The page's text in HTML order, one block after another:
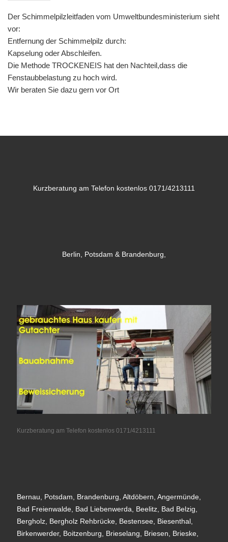
Der Schimmelpilzleitfaden vom Umweltbundesministerium sieht
vor:
Entfernung der Schimmelpilz durch:
Kapselung oder Abschleifen.
Die Methode TROCKENEIS hat den Nachteil,dass die
Fenstaubbelastung zu hoch wird.
Wir beraten Sie dazu gern vor Ort
Kurzberatung am Telefon kostenlos 0171/4213111
Berlin, Potsdam & Brandenburg,
Kurzberatung am Telefon kostenlos 0171/4213111
Bernau, Potsdam, Brandenburg, Altdöbern, Angermünde,
Bad Freienwalde, Bad Liebenwerda, Beelitz, Bad Belzig,
Bergholz, Bergholz Rehbrücke, Bestensee, Biesenthal,
Birkenwerder, Boitzenburg, Brieselang, Briesen, Brieske,